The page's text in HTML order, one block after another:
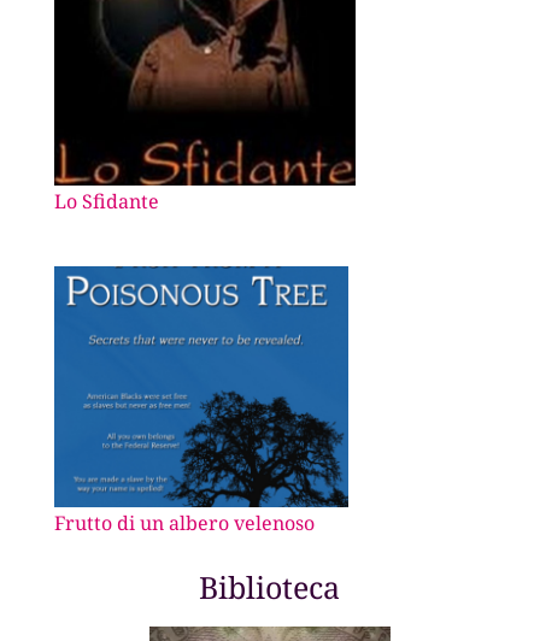
Lo Sfidante
Frutto di un albero velenoso
Biblioteca